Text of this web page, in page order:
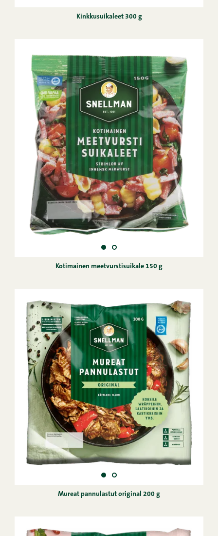
Kinkkusuikaleet 300 g
Kotimainen meetvurstisuikale 150 g
Mureat pannulastut original 200 g